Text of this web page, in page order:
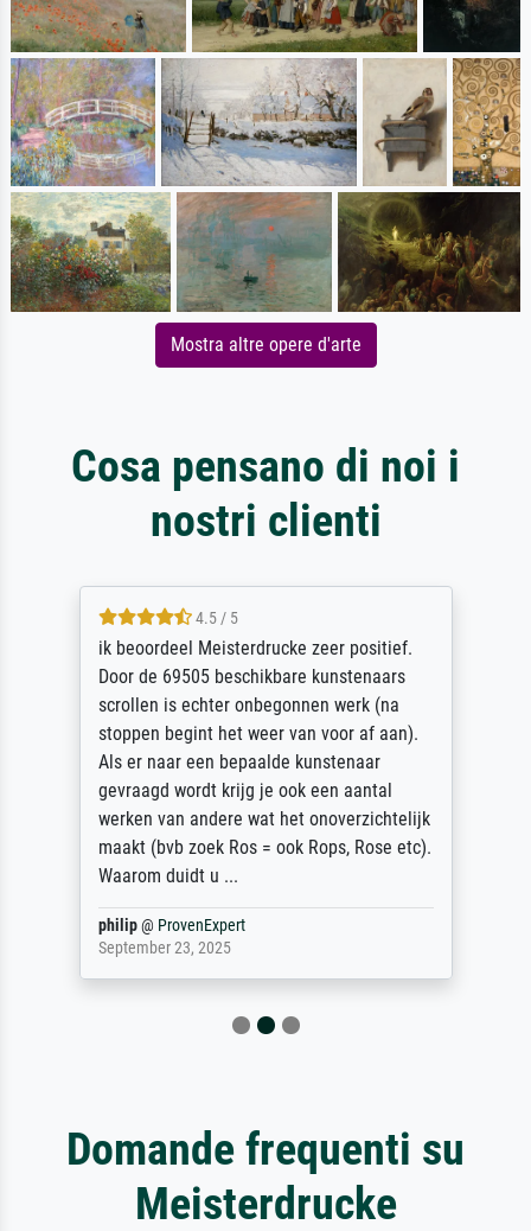
Mostra altre opere d'arte
Cosa pensano di noi i
nostri clienti
4.5 / 5
ik beoordeel Meisterdrucke zeer positief.
Door de 69505 beschikbare kunstenaars
scrollen is echter onbegonnen werk (na
stoppen begint het weer van voor af aan).
Als er naar een bepaalde kunstenaar
gevraagd wordt krijg je ook een aantal
werken van andere wat het onoverzichtelijk
maakt (bvb zoek Ros = ook Rops, Rose etc).
Waarom duidt u ...
philip@ ProvenExpert
September 23, 2025
Domande frequenti su
Meisterdrucke